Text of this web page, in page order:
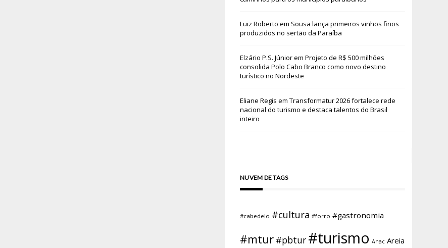
Luiz Roberto em Sousa lança primeiros vinhos finos
produzidos no sertão da Paraíba
Elzário P.S. Júniorem Projeto de R$ 500 milhões
consolida Polo Cabo Branco como novo destino
turístico no Nordeste
Eliane Regis em Transformatur 2026 fortalece rede
nacional do turismo e destaca talentos do Brasil
inteiro
NUVEM DE TAGS
#cabedelo #cultura #forro #gastronomia
#mtur #pbtur #turismo Anac Areia